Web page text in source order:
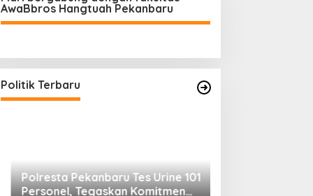
AwaBbros Hangtuah Pekanbaru
Politik Terbaru
Personel, Tegaskan Komitmen
Bersih Narkoba
Di Politik, Polri | Februari 23, 2026